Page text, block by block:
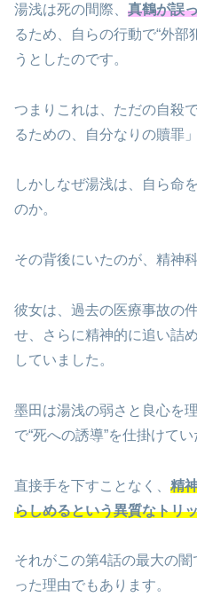
湯浅は死の間際、 真鶴が誤
るため、自らの行動で“外部
うとしたのです。
つまりこれは、ただの自殺
るための、自分なりの贖罪
しかしなぜ湯浅は、自ら命
のか。
その背後にいたのが、精神
彼女は、過去の医療事故の
せ、さらに精神的に追い詰
していました。
墨田は湯浅の弱さと良心を
で“死への誘導”を仕掛けてい
直接手を下すことなく、 精
らしめるという異質なトリ
それがこの第4話の最大の
った理由でもあります。